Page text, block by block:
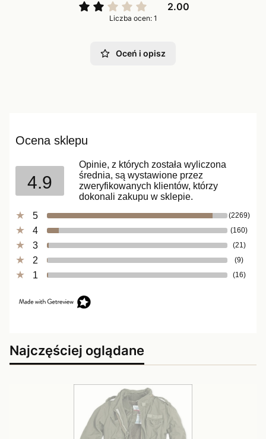
2.00
Liczba ocen: 1
Oceń i opisz
Ocena sklepu
4.9
Opinie, z których została wyliczona
średnia, są wystawione przez
zweryfikowanych klientów, którzy
dokonali zakupu w sklepie.
5
(2269)
4 (160)
3 (21)
2 (9)
1 (16)
Najczęściej oglądane